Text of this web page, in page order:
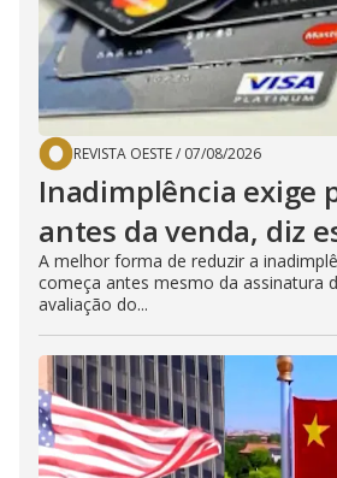
REVISTA OESTE/ 07/08/2026
Inadimplência exige
antes da venda, diz
A melhor forma de reduzir a
começa antes mesmo da assinatura
avaliação do...